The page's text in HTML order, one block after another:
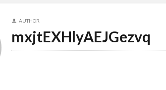
AUTHOR
mxjtEXHlyAEJGezvq